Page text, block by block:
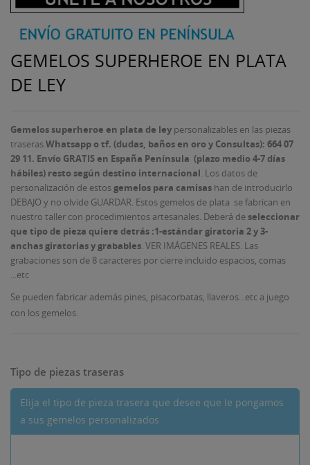
GEMELOS SUPERHEROE EN PLATA
DE LEY
Gemelos superheroe en plata de ley personalizables en las piezas
traseras.Whatsapp o tf. (dudas, baños en oro y Consultas): 664 07
29 11. Envío GRATIS en España Península (plazo medio 4-7 días
hábiles) resto según destino internacional . Los datos de
personalización de estos gemelos para camisas han de introducirlo
DEBAJO y no olvide GUARDAR. Estos gemelos de plata se fabrican en
nuestro taller con procedimientos artesanales. Deberá deseleccionar
que tipo de pieza quiere detrás :1-estándar giratoria 2 y 3-
anchas giratorias y grabables . VER IMÁGENES REALES. Las
grabaciones son de 8 caracteres por cierre incluido espacios, comas
...etc
Se pueden fabricar además pines, pisacorbatas, llaveros...etc a juego
con los gemelos.
Tipo de piezas traseras
Elija el tipo de pieza trasera que desee que le pongamos
a sus gemelos personalizados